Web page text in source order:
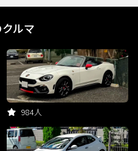
ルマ
984人